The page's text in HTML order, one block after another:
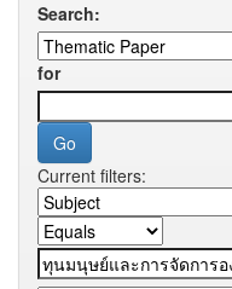
Search:
for
Current filters: